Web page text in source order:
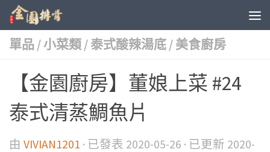
單品/小菜類/泰式酸辣湯底/美食廚房
【金園廚房】董娘上菜 #24
泰式清蒸鯛魚片
由 VIVIAN1201 · 已發表 2020-05-26 · 已更新 2020-